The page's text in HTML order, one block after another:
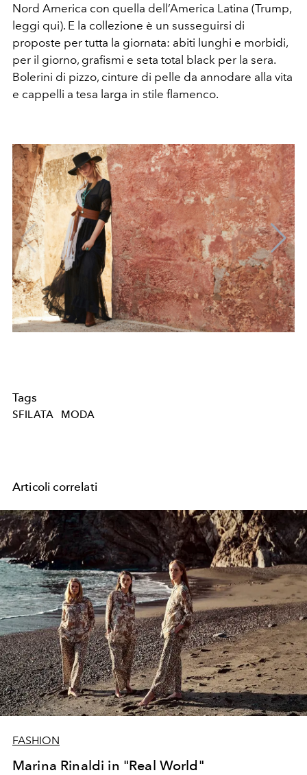
Nord America con quella dell’America Latina (Trump,
leggi qui). E la collezione è un susseguirsi di
proposte per tutta la giornata: abiti lunghi e morbidi,
per il giorno, grafismi e seta total black per la sera.
Bolerini di pizzo, cinture di pelle da annodare alla vita
e cappelli a tesa larga in stile flamenco.
Tags
SFILATA MODA
Articoli correlati
FASHION
Marina Rinaldi in "Real World"